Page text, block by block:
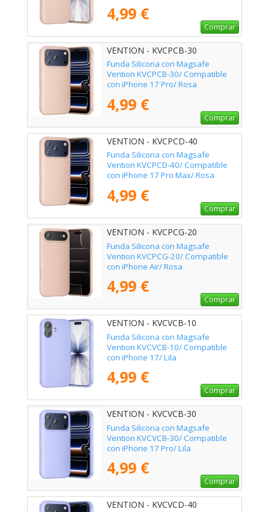
4,99 €
Comprar
VENTION - KVCPCB-30
Funda Silicona con Magsafe
Vention KVCPCB-30/ Compatible
con iPhone 17 Pro/ Rosa
4,99 €
Comprar
VENTION - KVCPCD-40
Funda Silicona con Magsafe
Vention KVCPCD-40/ Compatible
con iPhone 17 Pro Max/ Rosa
4,99 €
Comprar
VENTION - KVCPCG-20
Funda Silicona con Magsafe
Vention KVCPCG-20/ Compatible
con iPhone Air/ Rosa
4,99 €
Comprar
VENTION - KVCVCB-10
Funda Silicona con Magsafe
Vention KVCVCB-10/ Compatible
con iPhone 17/ Lila
4,99 €
Comprar
VENTION - KVCVCB-30
Funda Silicona con Magsafe
Vention KVCVCB-30/ Compatible
con iPhone 17 Pro/ Lila
4,99 €
Comprar
VENTION - KVCVCD-40